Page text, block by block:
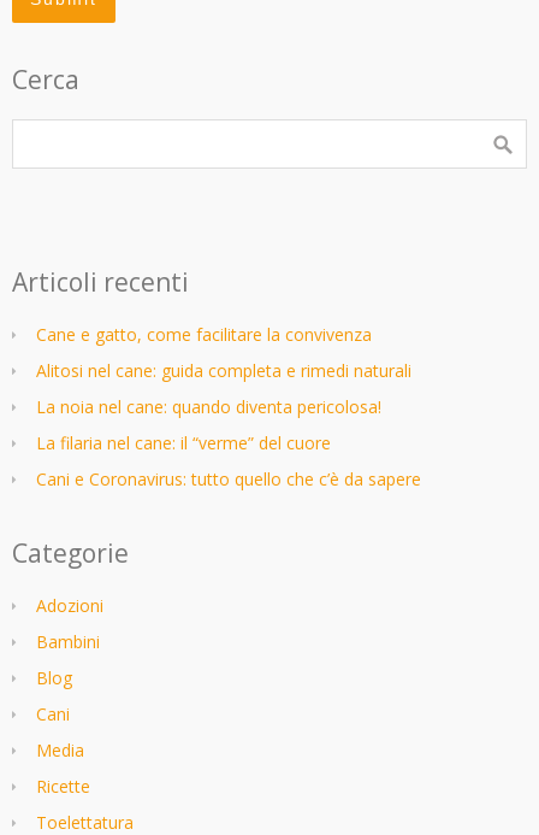
Cerca
Articoli recenti
Cane e gatto, come facilitare la convivenza
Alitosi nel cane: guida completa e rimedi naturali
La noia nel cane: quando diventa pericolosa!
La filaria nel cane: il “verme” del cuore
Cani e Coronavirus: tutto quello che c’è da sapere
Categorie
Adozioni
Bambini
Blog
Cani
Media
Ricette
Toelettatura